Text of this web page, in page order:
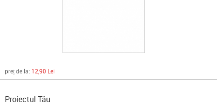
preț de la: 12,90 Lei
Proiectul Tău